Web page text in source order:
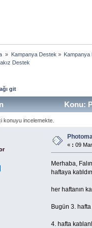
» Kampanya Destek » Kampanya
Destek
git
Konu:
konuyu incelemekte.
« : 09
Merhaba,
haftaya
her haftanın
Bugün 3.
4. hafta